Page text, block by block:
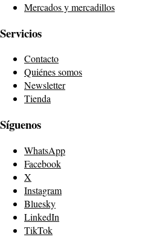
Mercados y mercadillos
Servicios
Contacto
Quiénes somos
Newsletter
Tienda
Síguenos
WhatsApp
Facebook
X
Instagram
Bluesky
LinkedIn
TikTok